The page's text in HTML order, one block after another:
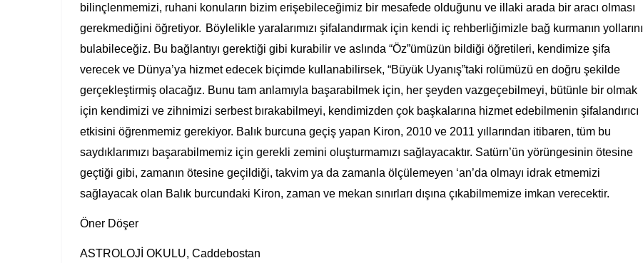
bilinçlenmemizi, ruhani konuların bizim erişebileceğimiz bir mesafede olduğunu ve illaki arada bir aracı olması
gerekmediğini öğretiyor. Böylelikle yaralarımızı şifalandırmak için kendi iç rehberliğimizle bağ kurmanın yollarını
bulabileceğiz. Bu bağlantıyı gerektiği gibi kurabilir ve aslında “Öz”ümüzün bildiği öğretileri, kendimize şifa
verecek ve Dünya’ya hizmet edecek biçimde kullanabilirsek, “Büyük Uyanış”taki rolümüzü en doğru şekilde
gerçekleştirmiş olacağız. Bunu tam anlamıyla başarabilmek için, her şeyden vazgeçebilmeyi, bütünle bir olmak
için kendimizi ve zihnimizi serbest bırakabilmeyi, kendimizden çok başkalarına hizmet edebilmenin şifalandırıcı
etkisini öğrenmemiz gerekiyor. Balık burcuna geçiş yapan Kiron, 2010 ve 2011 yıllarından itibaren, tüm bu
saydıklarımızı başarabilmemiz için gerekli zemini oluşturmamızı sağlayacaktır. Satürn’ün yörüngesinin ötesine
geçtiği gibi, zamanın ötesine geçildiği, takvim ya da zamanla ölçülemeyen ‘an’da olmayı idrak etmemizi
sağlayacak olan Balık burcundaki Kiron, zaman ve mekan sınırları dışına çıkabilmemize imkan verecektir.
Öner Döşer
ASTROLOJİ OKULU, Caddebostan